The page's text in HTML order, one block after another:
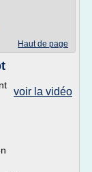
Haut de page
voir la vidéo